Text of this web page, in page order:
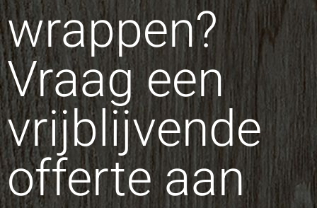
wrappen?
Vraag een
vrijblijvende
offerte aan